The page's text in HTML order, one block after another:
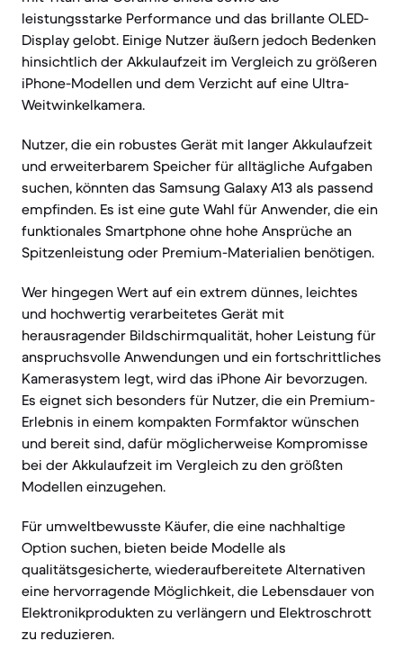
leistungsstarke Performance und das brillante OLED-
Display gelobt. Einige Nutzer äußern jedoch Bedenken
hinsichtlich der Akkulaufzeit im Vergleich zu größeren
iPhone-Modellen und dem Verzicht auf eine Ultra-
Weitwinkelkamera.
Nutzer, die ein robustes Gerät mit langer Akkulaufzeit
und erweiterbarem Speicher für alltägliche Aufgaben
suchen, könnten das Samsung Galaxy A13 als passend
empfinden. Es ist eine gute Wahl für Anwender, die ein
funktionales Smartphone ohne hohe Ansprüche an
Spitzenleistung oder Premium-Materialien benötigen.
Wer hingegen Wert auf ein extrem dünnes, leichtes
und hochwertig verarbeitetes Gerät mit
herausragender Bildschirmqualität, hoher Leistung für
anspruchsvolle Anwendungen und ein fortschrittliches
Kamerasystem legt, wird das iPhone Air bevorzugen.
Es eignet sich besonders für Nutzer, die ein Premium-
Erlebnis in einem kompakten Formfaktor wünschen
und bereit sind, dafür möglicherweise Kompromisse
bei der Akkulaufzeit im Vergleich zu den größten
Modellen einzugehen.
Für umweltbewusste Käufer, die eine nachhaltige
Option suchen, bieten beide Modelle als
qualitätsgesicherte, wiederaufbereitete Alternativen
eine hervorragende Möglichkeit, die Lebensdauer von
Elektronikprodukten zu verlängern und Elektroschrott
zu reduzieren.